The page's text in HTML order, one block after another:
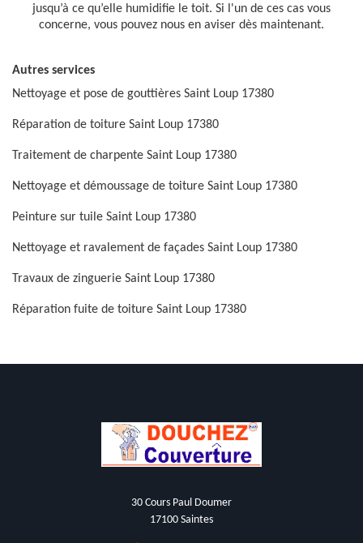
jusqu’à ce qu’elle humidifie le toit. Si l'un de ces cas vous
concerne, vous pouvez nous en aviser dès maintenant.
Autres services
Nettoyage et pose de gouttières Saint Loup 17380
Réparation de toiture Saint Loup 17380
Traitement de charpente Saint Loup 17380
Nettoyage et démoussage de toiture Saint Loup 17380
Peinture sur tuile Saint Loup 17380
Nettoyage et ravalement de façades Saint Loup 17380
Travaux de zinguerie Saint Loup 17380
Réparation fuite de toiture Saint Loup 17380
30 Cours Paul Doumer
17100 Saintes